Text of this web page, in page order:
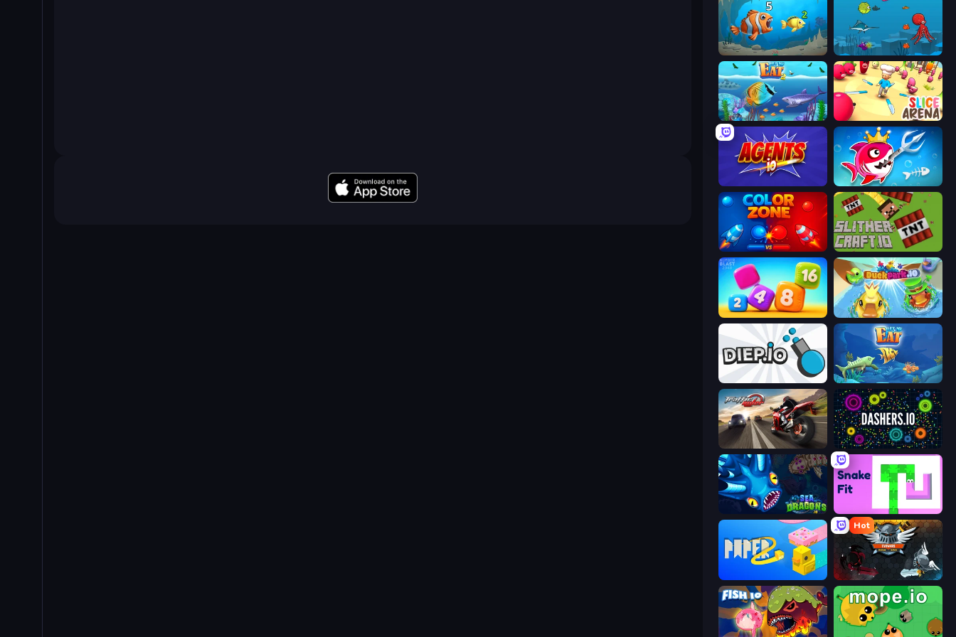
Hungry Ocean: Eat, Feed and Grow Fish Fish Eat Fishes
Let Me Eat 2: Feeding Madness Slice Arena
Fish Stab Getting Big
Color Zone SlitherCraft.io
Number Blast 2048 DuckPark.io
Diep.io Let Me Eat: Big Fish Eat Smaller
Traffic Rider Dashers.io
SeaDragons.io Snake Fit
Hot
EvoWars.io